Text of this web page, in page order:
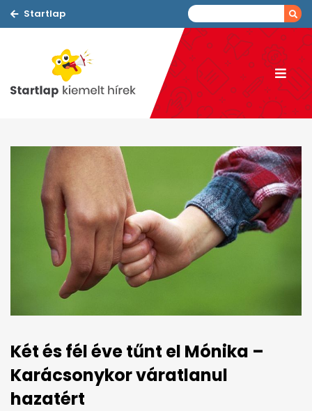
Startlap
Két és fél éve tűnt el Mónika –
Karácsonykor váratlanul
hazatért